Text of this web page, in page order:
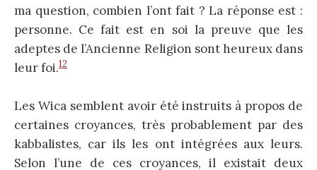
ma question, combien l’ont fait ? La réponse est :
personne. Ce fait est en soi la preuve que les
adeptes de l’Ancienne Religion sont heureux dans
leur foi.12
Les Wica semblent avoir été instruits à propos de
certaines croyances, très probablement par des
kabbalistes, car ils les ont intégrées aux leurs.
Selon l’une de ces croyances, il existait deux